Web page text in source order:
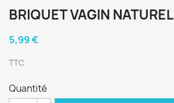
BRIQUET VAGIN NATUREL
5,99 €
TTC
Quantité